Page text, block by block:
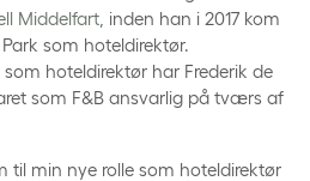
Middelfart , inden han i 2017 kom
som hoteldirektør.
hoteldirektør har Frederik de
som F&B ansvarlig på tværs af
til min nye rolle som hoteldirektør